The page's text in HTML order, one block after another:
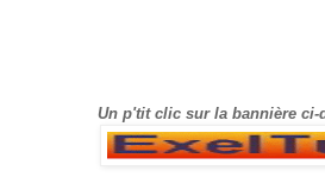
Un p'tit clic sur la bannière ci-